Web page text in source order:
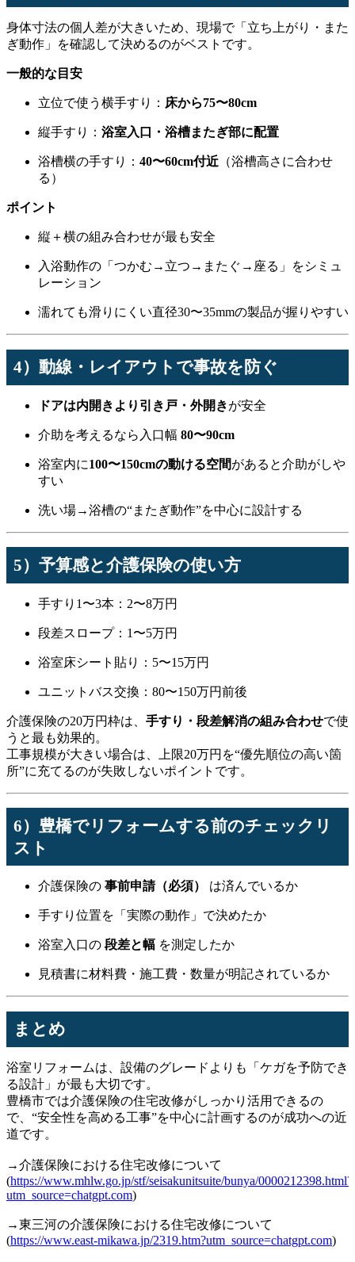
身体寸法の個人差が大きいため、現場で「立ち上がり・また
ぎ動作」を確認して決めるのがベストです。
一般的な目安
立位で使う横手すり： 床から75〜80cm
縦手すり： 浴室入口・浴槽またぎ部に配置
浴槽横の手すり： 40〜60cm付近 （浴槽高さに合わせ
る）
ポイント
縦＋横の組み合わせが最も安全
入浴動作の「つかむ→立つ→またぐ→座る」をシミュ
レーション
濡れても滑りにくい直径30〜35mmの製品が握りやすい
4）動線・レイアウトで事故を防ぐ
ドアは内開きより引き戸・外開きが安全
介助を考えるなら入口幅 80〜90cm
浴室内に100〜150cmの動ける空間があると介助がしや
すい
洗い場→浴槽の“またぎ動作”を中心に設計する
5）予算感と介護保険の使い方
手すり1〜3本：2〜8万円
段差スロープ：1〜5万円
浴室床シート貼り：5〜15万円
ユニットバス交換：80〜150万円前後
介護保険の20万円枠は、 手すり・段差解消の組み合わせで使
うと最も効果的。
工事規模が大きい場合は、上限20万円を“優先順位の高い箇
所”に充てるのが失敗しないポイントです。
6）豊橋でリフォームする前のチェックリ
スト
介護保険の 事前申請（必須） は済んでいるか
手すり位置を「実際の動作」で決めたか
浴室入口の 段差と幅 を測定したか
見積書に材料費・施工費・数量が明記されているか
まとめ
浴室リフォームは、設備のグレードよりも「ケガを予防でき
る設計」が最も大切です。
豊橋市では介護保険の住宅改修がしっかり活用できるの
で、“安全性を高める工事”を中心に計画するのが成功への近
道です。
→介護保険における住宅改修について
(https://www.mhlw.go.jp/stf/seisakunitsuite/bunya/0000212398.html?
utm_source=chatgpt.com)
→東三河の介護保険における住宅改修について
(https://www.east-mikawa.jp/2319.htm?utm_source=chatgpt.com)